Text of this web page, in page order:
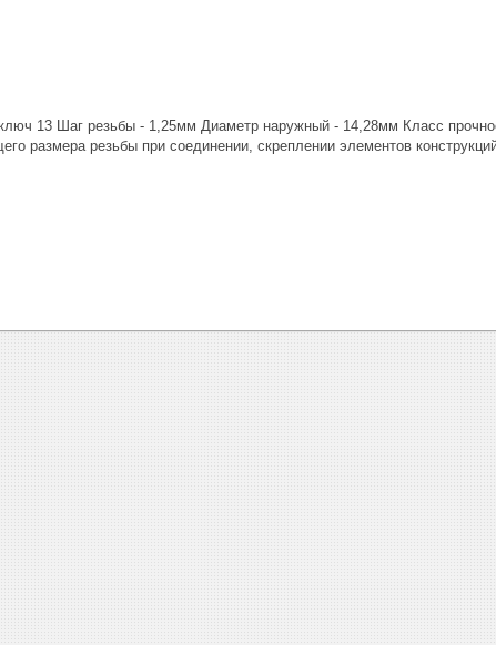
13 Шаг резьбы - 1,25мм Диаметр наружный - 14,28мм Класс
размера резьбы при соединении, скреплении элементов